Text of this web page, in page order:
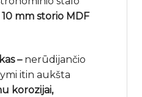
10 mm storio MDF
–nerūdijančio
itin aukšta
korozijai,